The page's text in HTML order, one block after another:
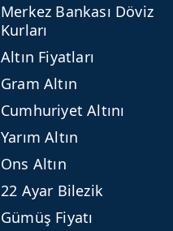
Merkez Bankası Döviz
Kurları
Altın Fiyatları
Gram Altın
Cumhuriyet Altını
Yarım Altın
Ons Altın
22 Ayar Bilezik
Gümüş Fiyatı